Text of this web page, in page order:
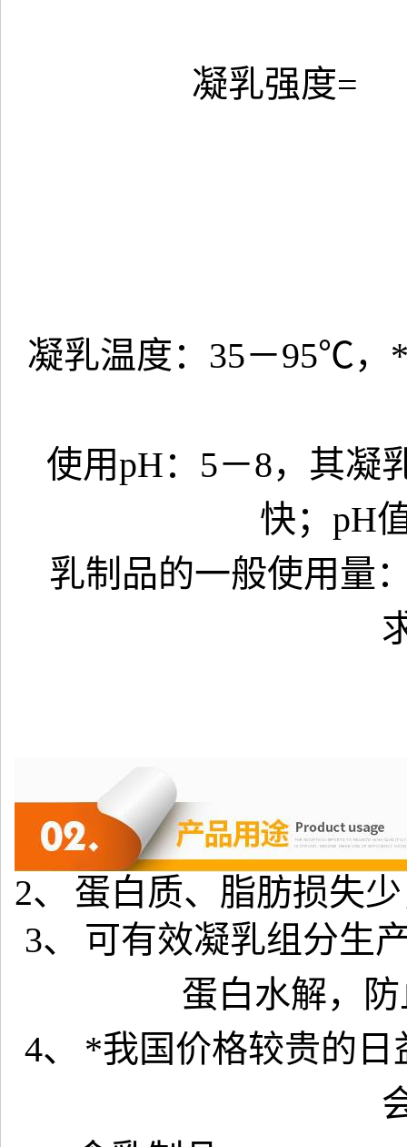
凝乳强
凝乳温度：35－95℃，
使用pH：5－8，其凝
快；pH
乳制品的一般使用量
2、
蛋白质、脂肪损失
3、
可有效凝乳组分生
蛋白水解，
4、
*我国价格较贵的